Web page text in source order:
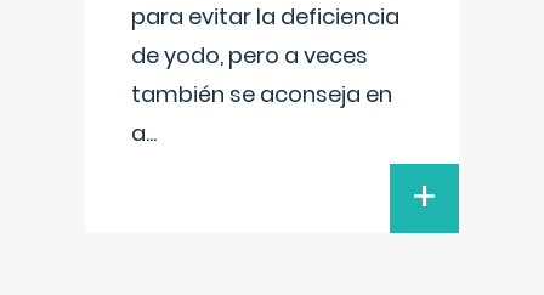
para evitar la deficiencia
de yodo, pero a veces
también se aconseja en
a...
+